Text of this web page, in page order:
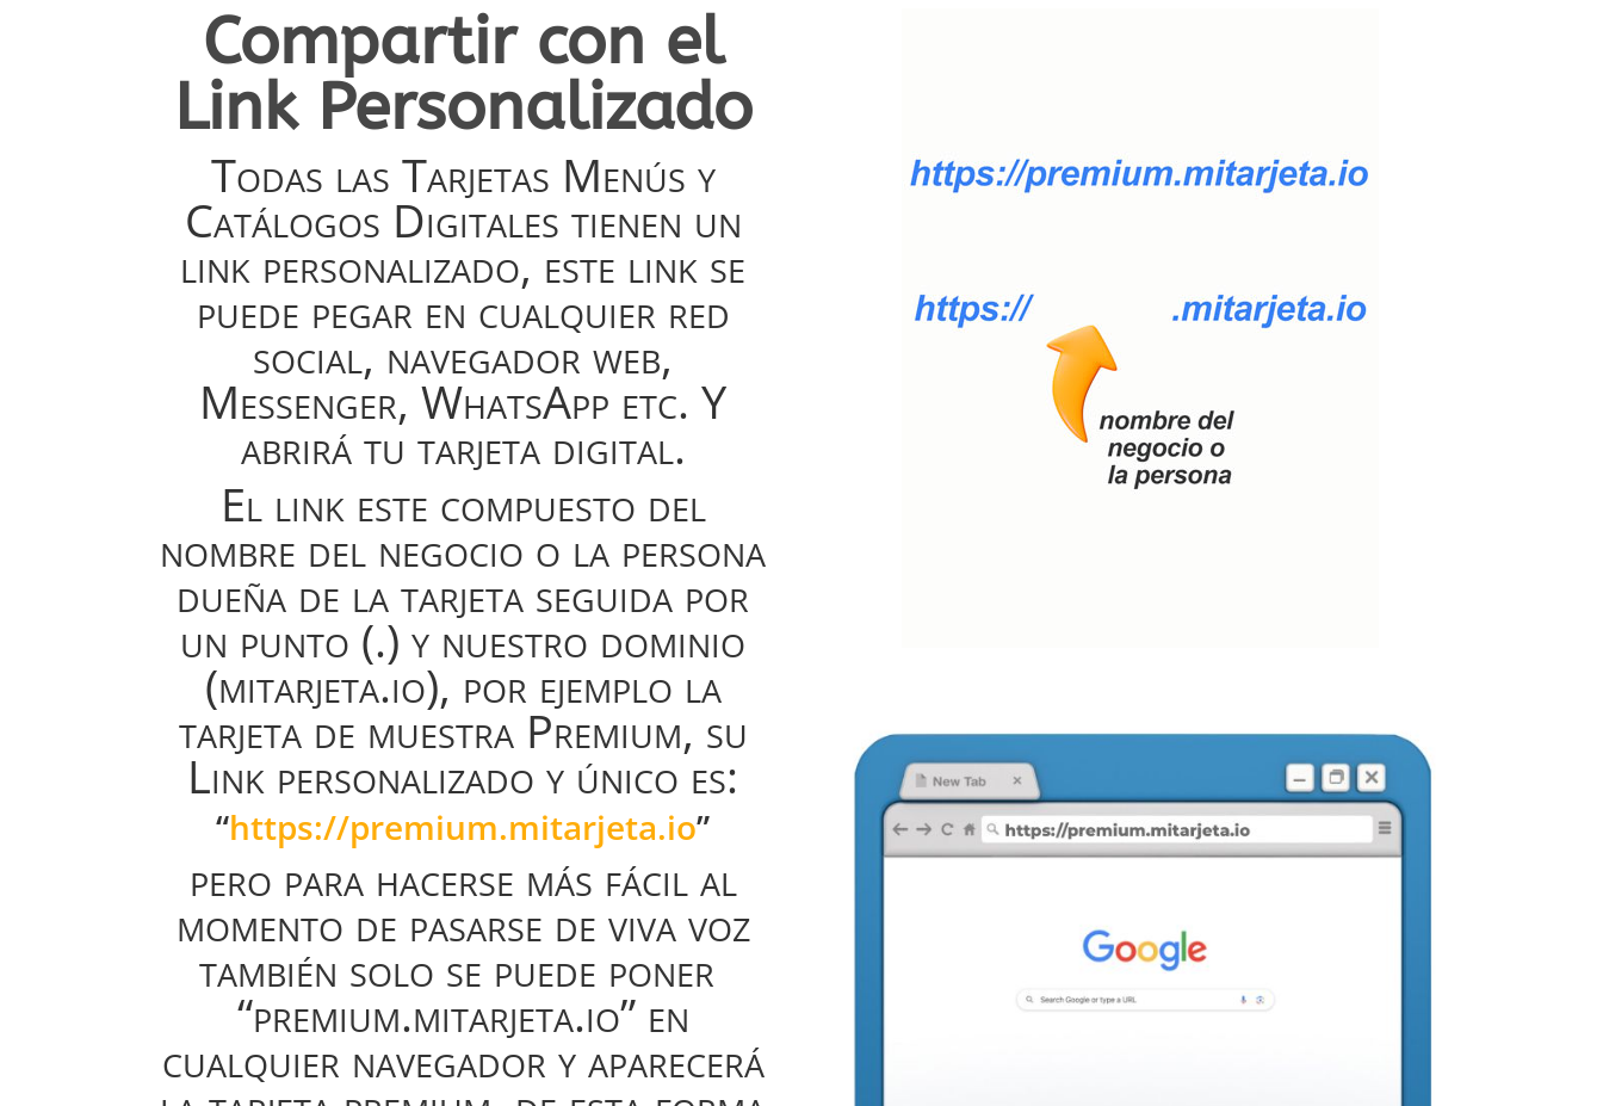
Compartir con el
Link Personalizado
Todas las Tarjetas Menús y
Catálogos Digitales tienen un
link personalizado, este link se
puede pegar en cualquier red
social, navegador web,
Messenger, WhatsApp etc. Y
abrirá tu tarjeta digital.
El link este compuesto del
nombre del negocio o la persona
dueña de la tarjeta seguida por
un punto (.) y nuestro dominio
(mitarjeta.io), por ejemplo la
tarjeta de muestra Premium, su
Link personalizado y único es:
“https://premium.mitarjeta.io”
pero para hacerse más fácil al
momento de pasarse de viva voz
también solo se puede poner
“premium.mitarjeta.io” en
cualquier navegador y aparecerá